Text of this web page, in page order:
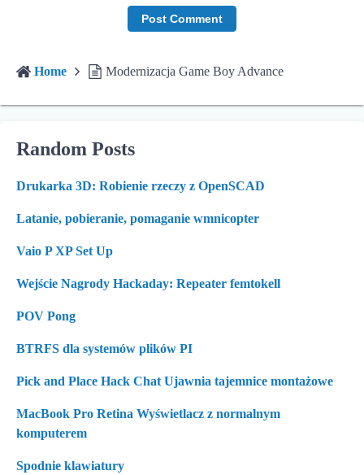
Home Modernizacja Game Boy Advance
Random Posts
Drukarka 3D: Robienie rzeczy z OpenSCAD
Latanie, pobieranie, pomaganie wmnicopter
Vaio P XP Set Up
Wejście Nagrody Hackaday: Repeater femtokell
POV Pong
BTRFS dla systemów plików PI
Pick and Place Hack Chat Ujawnia tajemnice montażowe
MacBook Pro Retina Wyświetlacz z normalnym
komputerem
Spodnie klawiatury